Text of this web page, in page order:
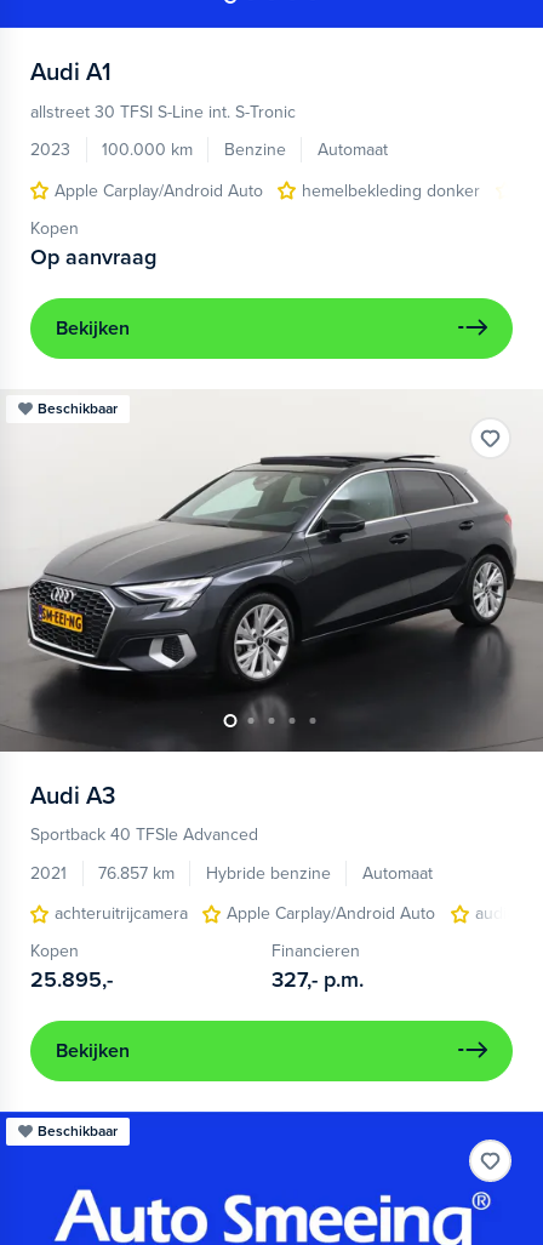
Audi A1
allstreet 30 TFSI S-Line int. S-Tronic
2023
100.000 km Benzine
Automaat
Apple Carplay/Android Auto
hemelbekleding donker
Kopen
Op aanvraag
Bekijken
Beschikbaar
Audi A3
Sportback 40 TFSIe Advanced
2021
76.857 km Hybride benzine
Automaat
achteruitrijcamera
Apple Carplay/Android Auto
audio
Kopen
25.895,-
Financieren
327,- p.m.
Bekijken
Beschikbaar